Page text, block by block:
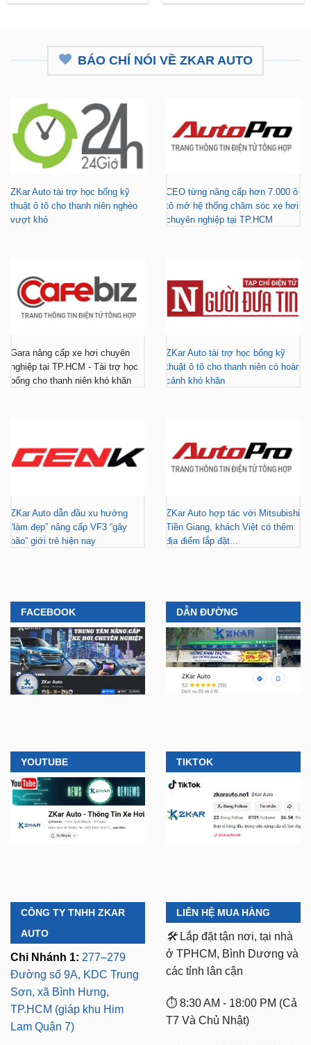
BÁO CHÍ NÓI VỀ ZKAR AUTO
ZKar Auto tài trợ học bổng kỹ
thuật ô tô cho thanh niên nghèo
vượt khó
CEO từng nâng cấp hơn 7.000 ô
tô mở hệ thống chăm sóc xe hơi
chuyên nghiệp tại TP.HCM
Gara nâng cấp xe hơi chuyên
nghiệp tại TP.HCM - Tài trợ học
bổng cho thanh niên khó khăn
ZKar Auto tài trợ học bổng kỹ
thuật ô tô cho thanh niên có hoàn
cảnh khó khăn
ZKar Auto dẫn đầu xu hướng
“làm đẹp” nâng cấp VF3 “gây
bão” giới trẻ hiện nay
ZKar Auto hợp tác với Mitsubishi
Tiền Giang, khách Việt có thêm
địa điểm lắp đặt...
FACEBOOK DẪN ĐƯỜNG
YOUTUBE TIKTOK
CÔNG TY TNHH ZKAR
AUTO
Chi Nhánh 1: 277–279
Đường số 9A, KDC Trung
Sơn, xã Bình Hưng,
TP.HCM (giáp khu Him
Lam Quận 7)
LIÊN HỆ MUA HÀNG
🛠️ Lắp đặt tận nơi, tại nhà
ở TPHCM, Bình Dương và
các tỉnh lân cận
⏱️ 8:30 AM - 18:00 PM (Cả
T7 Và Chủ Nhật)